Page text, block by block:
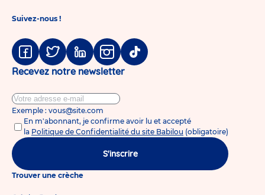
Suivez-nous !
Facebook
TwitterLinkedinInstagram
Tiktok
Recevez notre newsletter
Exemple : vous@site.com
En m'abonnant, je confirme avoir lu et accepté
la Politique de Confidentialité du site Babilou (obligatoire)
S'inscrire
Trouver une crèche